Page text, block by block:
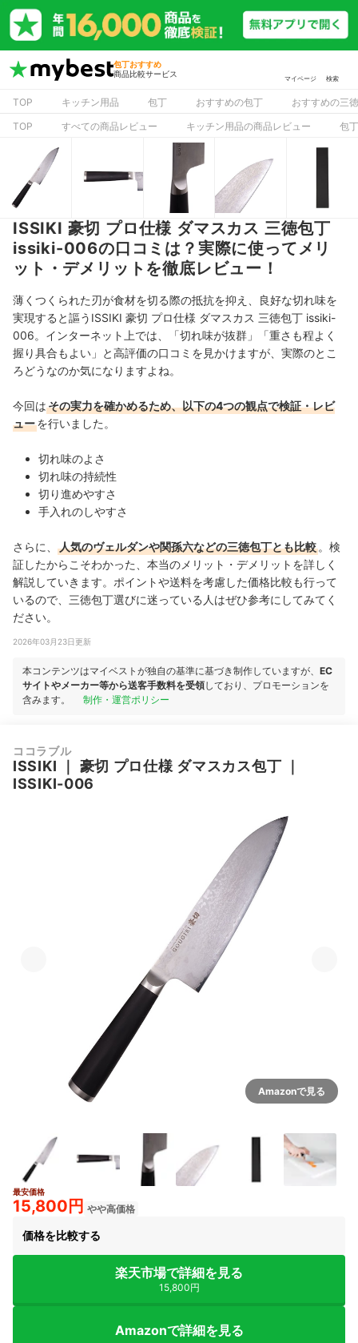
包丁おすすめ
商品比較サービス
マイページ 検索
TOP キッチン用品 包丁 おすすめの包丁
おすすめの三
TOP
すべての商品レビュー キッチン用品の商品レビュー 包
ISSIKI 豪切 プロ仕様 ダマスカス 三徳包丁
issiki-006の口コミは？実際に使ってメリ
ット・デメリットを徹底レビュー！
薄くつくられた刃が食材を切る際の抵抗を抑え、良好な切れ味を
実現すると謳うISSIKI 豪切 プロ仕様 ダマスカス 三徳包丁 issiki-
006。インターネット上では、「切れ味が抜群」「重さも程よく
握り具合もよい 」と高評価の口コミを見かけますが、実際のとこ
ろどうなのか気になりますよね。
今回はその実力を確かめるため、以下の4つの観点で検証・レビ
ューを行いました。
切れ味のよさ
切れ味の持続性
切り進めやすさ
手入れのしやすさ
さらに、 人気のヴェルダンや関孫六などの三徳包丁とも比較 。検
証したからこそわかった、本当のメリット・デメリットを詳しく
解説していきます。ポイントや送料を考慮した価格比較も行って
いるので、三徳包丁選びに迷っている人はぜひ参考にしてみてく
ださい。
2026年03月23日更新
本コンテンツはマイベストが独自の基準に基づき制作していますが、 EC
サイトやメーカー等から送客手数料を受領しており、プロモーションを
含みます。
制作・運営ポリシー
ココラブル
ISSIKI 豪切 プロ仕様 ダマスカス包丁
ISSIKI-006
Amazonで見る
最安価格
15,800円 やや高価格
価格を比較する
楽天市場で詳細を見る
15,800円
Amazonで詳細を見る